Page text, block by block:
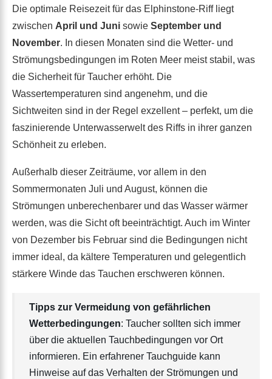
Die optimale Reisezeit für das Elphinstone-Riff liegt
zwischen April und Juni sowie September und
November. In diesen Monaten sind die Wetter- und
Strömungsbedingungen im Roten Meer meist stabil, was
die Sicherheit für Taucher erhöht. Die
Wassertemperaturen sind angenehm, und die
Sichtweiten sind in der Regel exzellent – perfekt, um die
faszinierende Unterwasserwelt des Riffs in ihrer ganzen
Schönheit zu erleben.
Außerhalb dieser Zeiträume, vor allem in den
Sommermonaten Juli und August, können die
Strömungen unberechenbarer und das Wasser wärmer
werden, was die Sicht oft beeinträchtigt. Auch im Winter
von Dezember bis Februar sind die Bedingungen nicht
immer ideal, da kältere Temperaturen und gelegentlich
stärkere Winde das Tauchen erschweren können.
Tipps zur Vermeidung von gefährlichen
Wetterbedingungen: Taucher sollten sich immer
über die aktuellen Tauchbedingungen vor Ort
informieren. Ein erfahrener Tauchguide kann
Hinweise auf das Verhalten der Strömungen und